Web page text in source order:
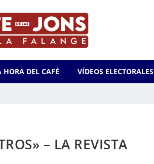
HORA DEL CAFÉ VÍDEOS ELECTORALES
– LA REVISTA